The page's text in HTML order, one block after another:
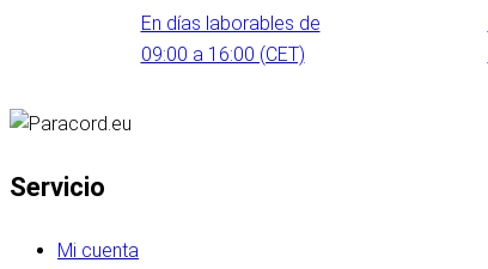
En días laborables de
09:00 a 16:00 (CET)
Servicio
Mi cuenta